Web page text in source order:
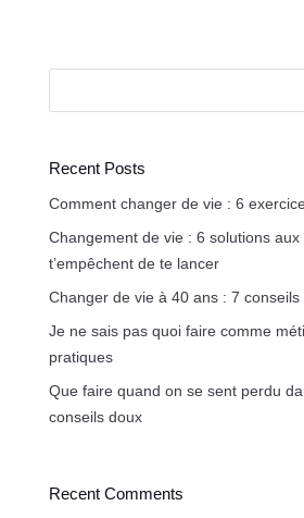
Recent Posts
Comment changer de vie : 6
Changement de vie : 6 solutions
t’empêchent de te lancer
Changer de vie à 40 ans : 7
Je ne sais pas quoi faire comme
pratiques
Que faire quand on se sent perdu
conseils doux
Recent Comments